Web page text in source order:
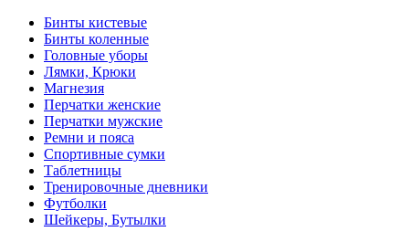
Бинты кистевые
Бинты коленные
Головные уборы
Лямки, Крюки
Магнезия
Перчатки женские
Перчатки мужские
Ремни и пояса
Спортивные сумки
Таблетницы
Тренировочные дневники
Футболки
Шейкеры, Бутылки